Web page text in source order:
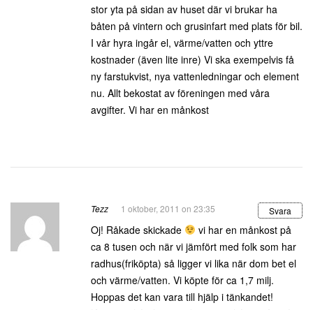
stor yta på sidan av huset där vi brukar ha
båten på vintern och grusinfart med plats för bil.
I vår hyra ingår el, värme/vatten och yttre
kostnader (även lite inre) Vi ska exempelvis få
ny farstukvist, nya vattenledningar och element
nu. Allt bekostat av föreningen med våra
avgifter. Vi har en månkost
Tezz 1 oktober, 2011 on 23:35 Svara
Oj! Råkade skickade
vi har en månkost på
ca 8 tusen och när vi jämfört med folk som har
radhus(friköpta) så ligger vi lika när dom bet el
och värme/vatten. Vi köpte för ca 1,7 milj.
Hoppas det kan vara till hjälp i tänkandet!